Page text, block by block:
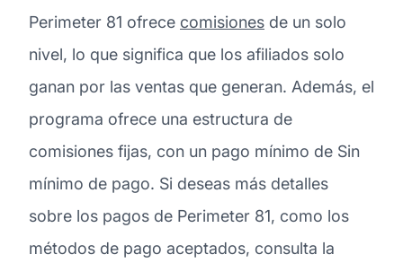
Perimeter 81 ofrece comisiones de un solo
nivel, lo que significa que los afiliados solo
ganan por las ventas que generan. Además, el
programa ofrece una estructura de
comisiones fijas, con un pago mínimo de Sin
mínimo de pago. Si deseas más detalles
sobre los pagos de Perimeter 81, como los
métodos de pago aceptados, consulta la